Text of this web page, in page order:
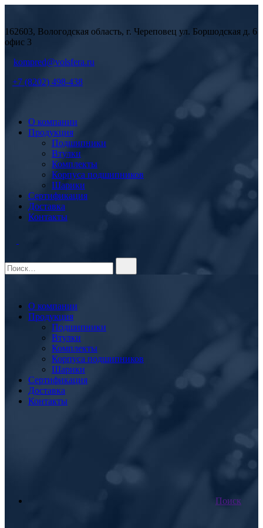
162603, Вологодская область, г. Череповец ул. Боршодская д. 6
офис 3
kompred@volsfera.ru
+7 (8202) 498-438
О компании
Продукция
Подшипники
Втулки
Комплекты
Корпуса подшипников
Шарики
Сертификация
Доставка
Контакты
О компании
Продукция
Подшипники
Втулки
Комплекты
Корпуса подшипников
Шарики
Сертификация
Доставка
Контакты
Поиск